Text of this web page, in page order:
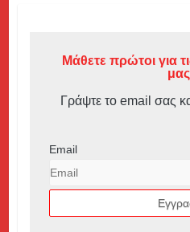
Μάθετε πρώτοι για
Γράψτε το email σας
Email